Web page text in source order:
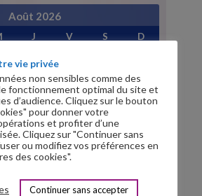
Août 2026
J V S D
6 7 8
9
13 14 15
16
20 21 22
27 28 29
30
vie privée
non sensibles comme des
fonctionnement optimal du site et
d’audience. Cliquez sur le bouton
pour donner votre
et profiter d’une
Cliquez sur "Continuer sans
ou modifiez vos préférences en
des cookies".
Continuer sans accepter